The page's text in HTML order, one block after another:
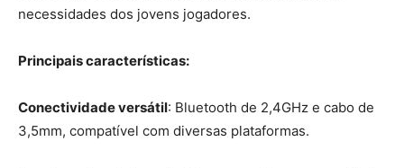
necessidades dos jovens jogadores.
Principais características:
Conectividade versátil: Bluetooth de 2,4GHz e cabo de
3,5mm, compatível com diversas plataformas.